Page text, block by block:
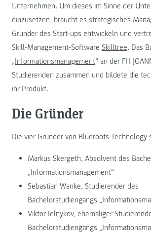
Unternehmen. Um dieses im Sinne der
einzusetzen, braucht es strategisches
Gründer des Start-ups entwickeln und
Skill-Management-Software Skilltree. Das
„Informationsmanagement“ an der FH
Studierenden zusammen und bildete die
ihr Produkt.
Die Gründer
Die vier Gründer von Blueroots Technology
Markus Skergeth, Absolvent des
„Informationsmanagement“
Sebastian Wanke, Studierender des
Bachelorstudiengangs
Viktor Ielnykov, ehemaliger
Bachelorstudiengangs